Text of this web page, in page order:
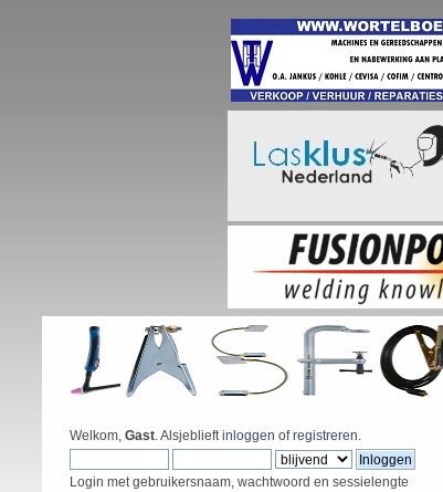
Welkom, Gast. Alsjeblieftinloggen ofregistreren.
Login met gebruikersnaam, wachtwoord en sessielengte